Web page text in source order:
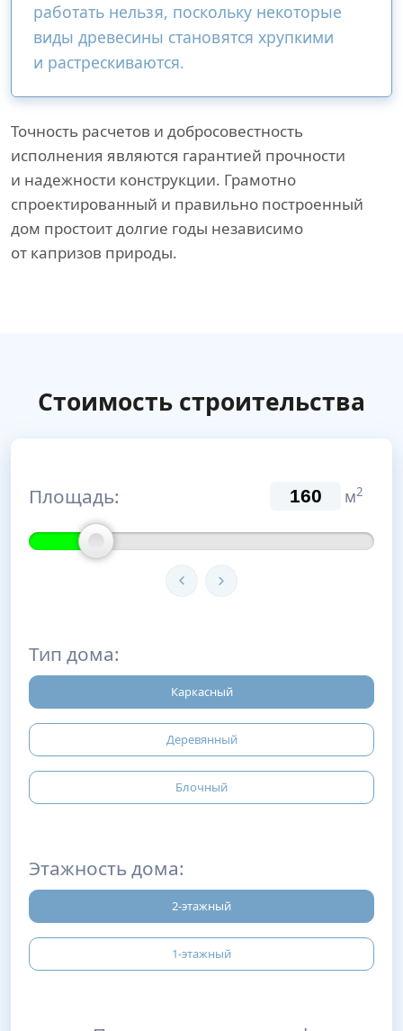
работать нельзя, поскольку некоторые
виды древесины становятся хрупкими
и растрескиваются.
Точность расчетов и добросовестность
исполнения являются гарантией прочности
и надежности конструкции. Грамотно
спроектированный и правильно построенный
дом простоит долгие годы независимо
от капризов природы.
Стоимость строительства
Площадь: м2
Тип дома:
Каркасный
Деревянный
Блочный
Этажность дома:
2-этажный
1-этажный